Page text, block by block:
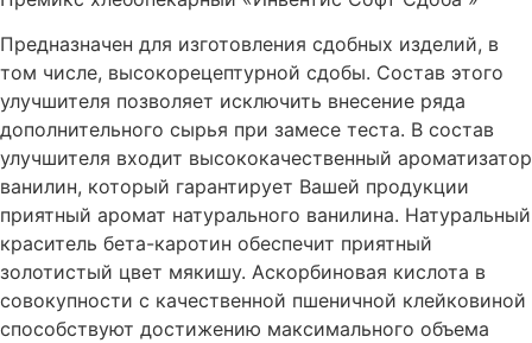
Предназначен для изготовления сдобных изделий, в
том числе, высокорецептурной сдобы. Состав этого
улучшителя позволяет исключить внесение ряда
дополнительного сырья при замесе теста. В состав
улучшителя входит высококачественный ароматизатор
ванилин, который гарантирует Вашей продукции
приятный аромат натурального ванилина. Натуральный
краситель бета-каротин обеспечит приятный
золотистый цвет мякишу. Аскорбиновая кислота в
совокупности с качественной пшеничной клейковиной
способствуют достижению максимального объема